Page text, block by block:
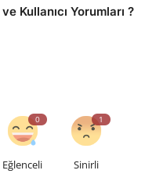
Kullanıcı Yorumları ?
0
Eğlenceli
1
Sinirli